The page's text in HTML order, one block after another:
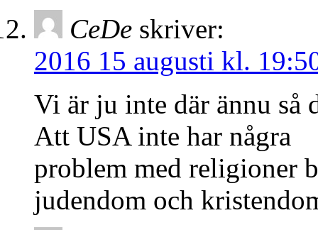
CeDe skriver:
2016 15 augusti kl.
Vi är ju inte där ännu så
Att USA inte har några
problem med religioner
judendom och